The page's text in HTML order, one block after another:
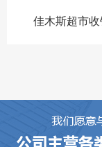
佳木斯超市